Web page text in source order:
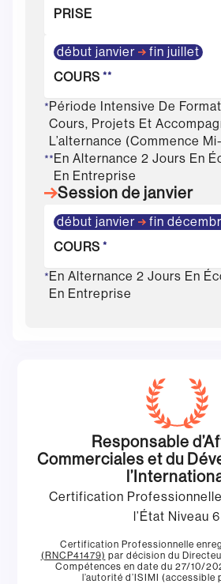
PRISE
début janvier
fin juillet
COURS **
*Période Intensive De
Cours, Projets Et
L’alternance (commence
**En Alternance 2 Jours En
En Entreprise
Session de janvier
début janvier
fin
COURS *
*En Alternance 2 Jours En
En Entreprise
Responsable
Commerciales et du
Certification
l’État Niveau 6
Certification Professionnelle
(RNCP41479) par décision du
Compétences en date du 27/10/
l’autorité d’ISIMI (accessible